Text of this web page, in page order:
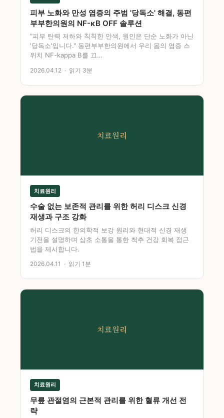
피부 노화와 만성 염증의 주범 '당독소' 해결, 동편
부부한의원의 NF-κB OFF 솔루션
"피부 탄력 저하와 칙칙한 안색, 원인은 단순 노화가 아닌
'당독소'입니다." 동편부부한의원에서 우리 몸의 염증 스
위치 NF-kappa B를 끄…
2026.04.12 · 읽기 3분
치료원리
치료원리
수술 없는 보존적 관리를 위한 허리 디스크 신경
재생과 구조 강화
허리 디스크의 한의학적 보강 원리와 현대적 신경 재생
기전을 설명하며 삼초 소통을 통한 척추 건강 회복 접근
법을 제시합니다.
2026.04.11 · 읽기 1분
치료원리
치료원리
무릎 관절염의 근본적 관리를 위한 혈류 개선 전
략